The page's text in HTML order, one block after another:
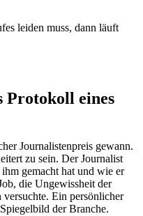
leiden muss, dann läuft
Protokoll eines
Journalistenpreis gewann.
zu sein. Der Journalist
gemacht hat und wie er
die Ungewissheit der
Ein persönlicher
der Branche.